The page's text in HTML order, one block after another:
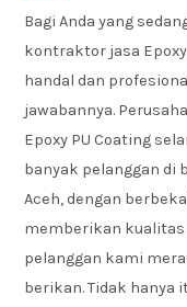
Bagi Anda yang
kontraktor jasa Epoxy
handal dan
jawabannya.
Epoxy PU Coating
banyak pelanggan di
Aceh, dengan
memberikan
pelanggan kami
berikan. Tidak hanya